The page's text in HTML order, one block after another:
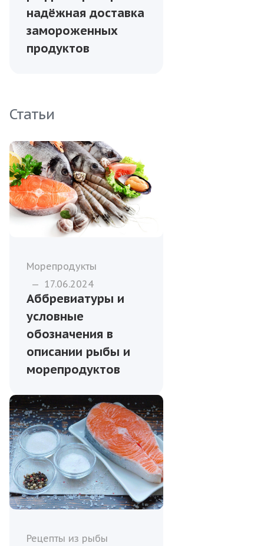
надёжная доставка
замороженных
продуктов
Статьи
Морепродукты
— 17.06.2024
Аббревиатуры и
условные
обозначения в
описании рыбы и
морепродуктов
Рецепты из рыбы